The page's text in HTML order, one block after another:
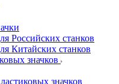
Российских станков
Китайских станков
значков
значков